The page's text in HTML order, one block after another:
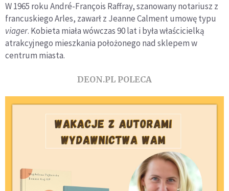
W 1965 roku André-François Raffray, szanowany notariusz z
francuskiego Arles, zawarł z Jeanne Calment umowę typu
viager. Kobieta miała wówczas 90 lat i była właścicielką
atrakcyjnego mieszkania położonego nad sklepem w
centrum miasta.
DEON.PL POLECA